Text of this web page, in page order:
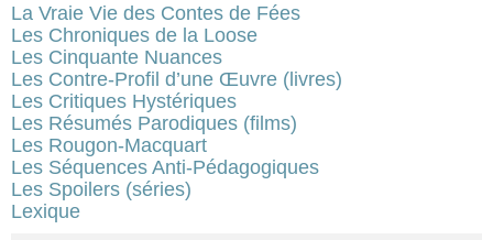
La Vraie Vie des Contes de Fées
Les Chroniques de la Loose
Les Cinquante Nuances
Les Contre-Profil d’une Œuvre (livres)
Les Critiques Hystériques
Les Résumés Parodiques (films)
Les Rougon-Macquart
Les Séquences Anti-Pédagogiques
Les Spoilers (séries)
Lexique